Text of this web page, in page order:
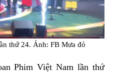
thứ 24. Ảnh: FB Mưa đỏ
Phim Việt Nam lần thứ